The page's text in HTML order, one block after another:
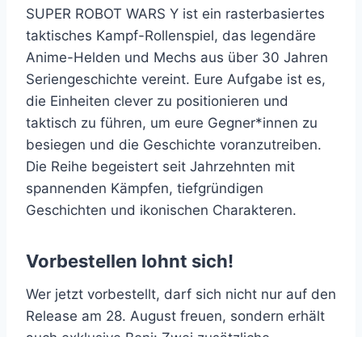
SUPER ROBOT WARS Y ist ein rasterbasiertes
taktisches Kampf-Rollenspiel, das legendäre
Anime-Helden und Mechs aus über 30 Jahren
Seriengeschichte vereint. Eure Aufgabe ist es,
die Einheiten clever zu positionieren und
taktisch zu führen, um eure Gegner*innen zu
besiegen und die Geschichte voranzutreiben.
Die Reihe begeistert seit Jahrzehnten mit
spannenden Kämpfen, tiefgründigen
Geschichten und ikonischen Charakteren.
Vorbestellen lohnt sich!
Wer jetzt vorbestellt, darf sich nicht nur auf den
Release am 28. August freuen, sondern erhält